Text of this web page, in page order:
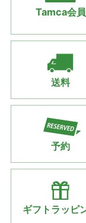
Tamca会員
送料
予約
ギフトラッピ